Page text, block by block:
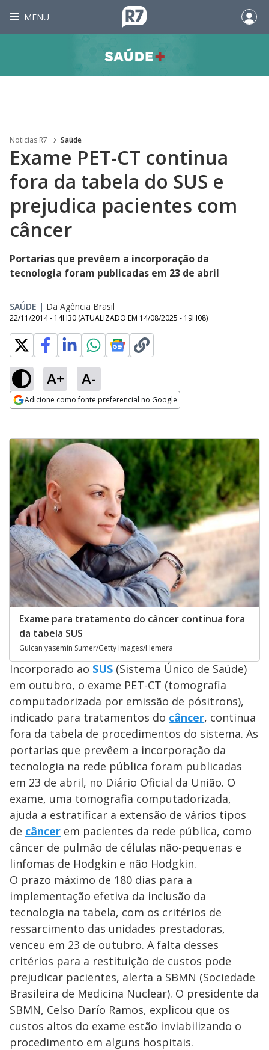
MENU
Noticias R7 Saúde
Exame PET-CT continua
fora da tabela do SUS e
prejudica pacientes com
câncer
Portarias que prevêem a incorporação da
tecnologia foram publicadas em 23 de abril
SAÚDE | Da Agência Brasil
22/11/2014 - 14H30 (ATUALIZADO EM 14/08/2025 - 19H08)
A+ A-
Adicione como fonte preferencial no Google
Exame para tratamento do câncer continua fora
da tabela SUS
Gulcan yasemin Sumer/Getty Images/Hemera
Incorporado ao SUS (Sistema Único de Saúde)
em outubro, o exame PET-CT (tomografia
computadorizada por emissão de pósitrons),
indicado para tratamentos do câncer, continua
fora da tabela de procedimentos do sistema. As
portarias que prevêem a incorporação da
tecnologia na rede pública foram publicadas
em 23 de abril, no Diário Oficial da União. O
exame, uma tomografia computadorizada,
ajuda a estratificar a extensão de vários tipos
de câncer em pacientes da rede pública, como
câncer de pulmão de células não-pequenas e
linfomas de Hodgkin e não Hodgkin.
O prazo máximo de 180 dias para a
implementação efetiva da inclusão da
tecnologia na tabela, com os critérios de
ressarcimento das unidades prestadoras,
venceu em 23 de outubro. A falta desses
critérios para a restituição de custos pode
prejudicar pacientes, alerta a SBMN (Sociedade
Brasileira de Medicina Nuclear). O presidente da
SBMN, Celso Darío Ramos, explicou que os
custos altos do exame estão inviabilizando o
procedimento em alguns hospitais.